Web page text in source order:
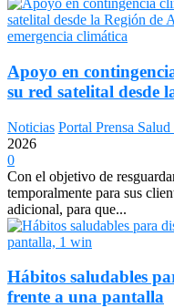
Apoyo en
su red satelital desde
Noticias Portal Prensa
2026
0
Con el objetivo de
temporalmente para sus
adicional, para que...
Hábitos saludables
frente a una pantalla